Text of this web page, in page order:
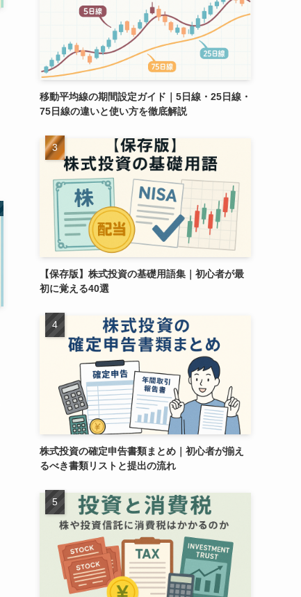
移動平均線の期間設定ガイド｜5日線・25日線・
75日線の違いと使い方を徹底解説
【保存版】株式投資の基礎用語集｜初心者が最
初に覚える40選
株式投資の確定申告書類まとめ｜初心者が揃え
るべき書類リストと提出の流れ